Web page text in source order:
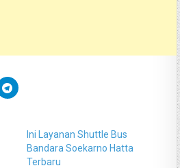
Ini Layanan Shuttle Bus
Bandara Soekarno Hatta
Terbaru